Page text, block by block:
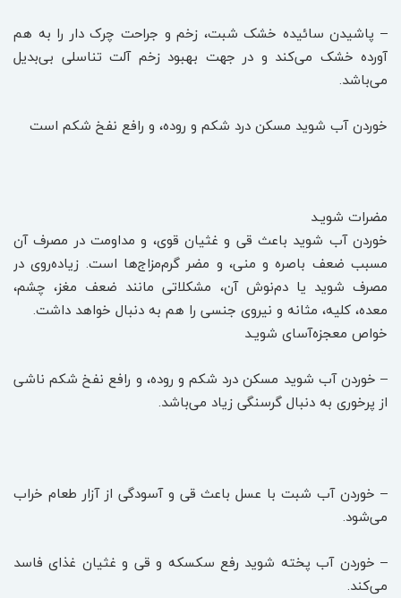
– پاشیدن سائیده خشک شبت، زخم و جراحت چرک دار را به هم
آورده خشک می‌کند و در جهت بهبود زخم آلت تناسلی بی‌بدیل
می‌باشد.
خوردن آب شوید مسکن درد شکم و روده، و رافع نفخ شکم است
مضرات شویـد
خوردن آب شوید باعث قی و غثیان قوی، و مداومت در مصرف آن
مسبب ضعف باصره و منی، و مضر گرم‌مزاج‌ها است. زیاده‌روی در
مصرف شوید یا دم‌نوش آن، مشکلاتی مانند ضعف مغز، چشم،
معده، کلیه، مثانه و نیروی جنسی را هم به دنبال خواهد داشت.
خواص معجزه‌آسای شویـد
– خوردن آب شوید مسکن درد شکم و روده، و رافع نفخ شکم ناشی
از پرخوری به دنبال گرسنگی زیاد می‌باشد.
– خوردن آب شبت با عسل باعث قی و آسودگی از آزار طعام خراب
می‌شود.
– خوردن آب پخته شوید رفع سکسکه و قی و غثیان غذای فاسد
می‌کند.